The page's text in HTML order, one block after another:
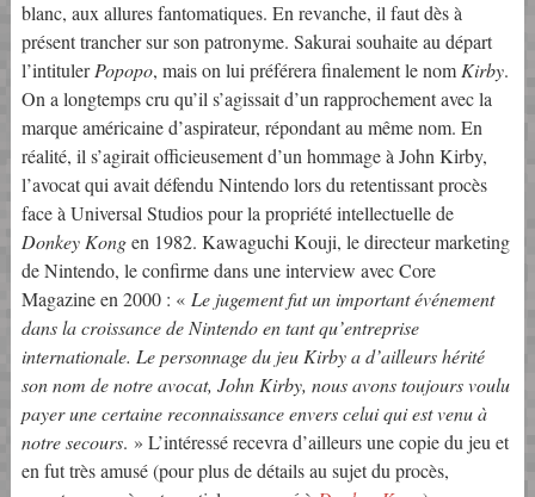
blanc, aux allures fantomatiques. En revanche, il faut dès à
présent trancher sur son patronyme. Sakurai souhaite au départ
l’intitulerPopopo, mais on lui préférera finalement le nom Kirby.
On a longtemps cru qu’il s’agissait d’un rapprochement avec la
marque américaine d’aspirateur, répondant au même nom. En
réalité, il s’agirait officieusement d’un hommage à John Kirby,
l’avocat qui avait défendu Nintendo lors du retentissant procès
face à Universal Studios pour la propriété intellectuelle de
Donkey Kongen 1982. Kawaguchi Kouji, le directeur marketing
de Nintendo, le confirme dans une interview avec Core
Magazine en 2000 : « Le jugement fut un important événement
dans la croissance de Nintendo en tant qu’entreprise
internationale. Le personnage du jeu Kirby a d’ailleurs hérité
son nom de notre avocat, John Kirby, nous avons toujours voulu
payer une certaine reconnaissance envers celui qui est venu à
notre secours. » L’intéressé recevra d’ailleurs une copie du jeu et
en fut très amusé (pour plus de détails au sujet du procès,